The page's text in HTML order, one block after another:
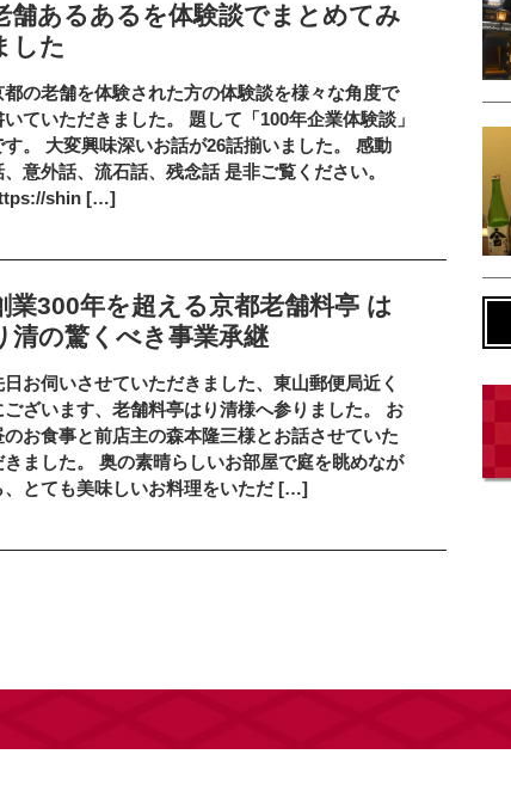
舗あるあるを体験談でまとめてみ
した
都の老舗を体験された方の体験談を様々な角度で
いていただきました。 題して「100年企業体験談」
す。 大変興味深いお話が26話揃いました。 感動
、意外話、流石話、残念話 是非ご覧ください。
shin […]
業300年を超える京都老舗料亭 は
清の驚くべき事業承継
日お伺いさせていただきました、東山郵便局近く
ございます、老舗料亭はり清様へ参りました。 お
のお食事と前店主の森本隆三様とお話させていた
きました。 奥の素晴らしいお部屋で庭を眺めなが
、とても美味しいお料理をいただ […]